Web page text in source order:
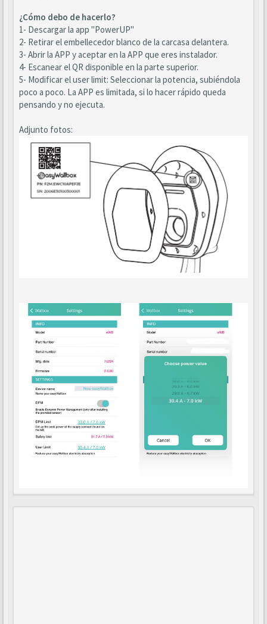
¿Cómo debo de hacerlo?
1- Descargar la app "PowerUP"
2- Retirar el embellecedor blanco de la carcasa delantera.
3- Abrir la APP y aceptar en la APP que eres instalador.
4- Escanear el QR disponible en la parte superior.
5- Modificar el user limit: Seleccionar la potencia, subiéndola
poco a poco. La APP es limitada, si lo hacer rápido queda
pensando y no ejecuta.
Adjunto fotos: